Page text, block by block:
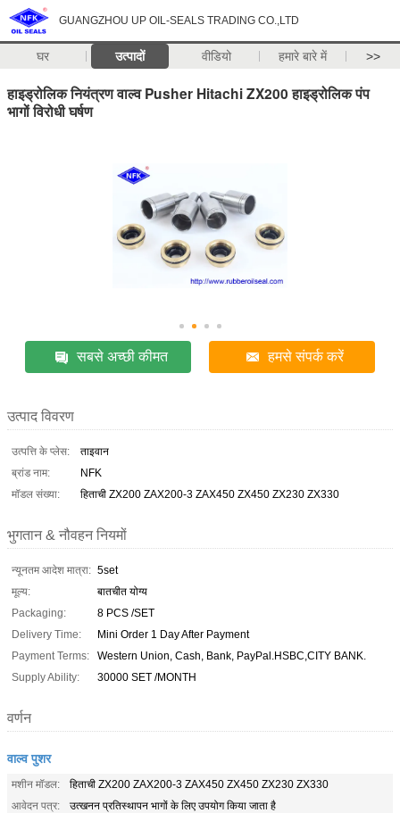
GUANGZHOU UP OIL-SEALS TRADING CO.,LTD
घर उत्पादों वीडियो हमारे बारे में >>
हाइड्रोलिक नियंत्रण वाल्व Pusher Hitachi ZX200 हाइड्रोलिक पंप
भागों विरोधी घर्षण
सबसे अच्छी कीमत हमसे संपर्क करें
उत्पाद विवरण
उत्पत्ति के प्लेस:
ताइवान
ब्रांड नाम:
NFK
मॉडल संख्या:
हिताची ZX200 ZAX200-3 ZAX450 ZX450 ZX230 ZX330
भुगतान & नौवहन नियमों
न्यूनतम आदेश मात्रा: 5set
मूल्य:
बातचीत योग्य
Packaging:
8 PCS /SET
Delivery Time:
Mini Order 1 Day After Payment
Payment Terms:
Western Union, Cash, Bank, PayPal.HSBC,CITY BANK.
Supply Ability:
30000 SET /MONTH
वर्णन
वाल्व पुशर
मशीन मॉडल:
हिताची ZX200 ZAX200-3 ZAX450 ZX450 ZX230 ZX330
आवेदन पत्र:
उत्खनन प्रतिस्थापन भागों के लिए उपयोग किया जाता है